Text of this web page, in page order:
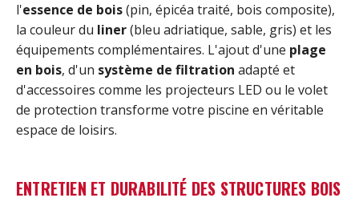
l'essence de bois(pin, épicéa traité, bois composite),
la couleur du liner(bleu adriatique, sable, gris) et les
équipements complémentaires. L'ajout d'une plage
en bois, d'un système de filtration adapté et
d'accessoires comme les projecteurs LED ou le volet
de protection transforme votre piscine en véritable
espace de loisirs.
ENTRETIEN ET DURABILITÉ DES STRUCTURES BOIS